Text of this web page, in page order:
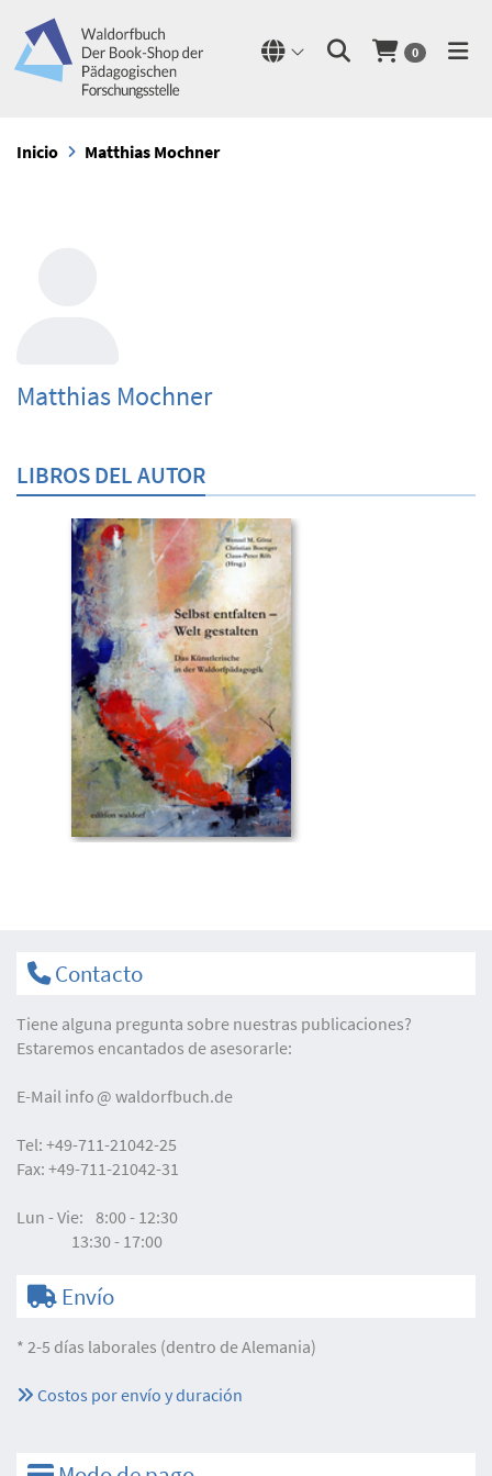
0
Inicio Matthias Mochner
Matthias Mochner
LIBROS DEL AUTOR
Contacto
Tiene alguna pregunta sobre nuestras publicaciones?
Estaremos encantados de asesorarle:
E-Mail info waldorfbuch.de
Tel: +49-711-21042-25
Fax: +49-711-21042-31
Lun - Vie: 8:00 - 12:30
13:30 - 17:00
Envío
* 2-5 días laborales (dentro de Alemania)
Costos por envío y duración